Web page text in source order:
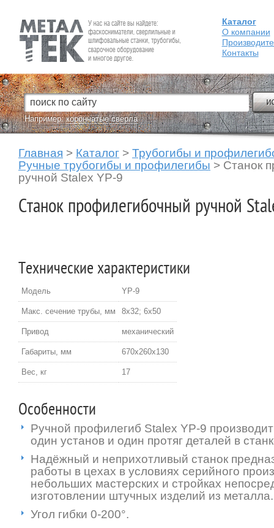
Fein — Профессиональный электроинструмент для обработки
металла.
Каталог
О компании
Контакты
Например:корончатые сверла
Главная > Каталог > Трубогибы и
Ручные трубогибы и профилегибы > Станок
ручной Stalex YP-9
Станок профилегибочный ручной
Технические характеристики
Модель YP-9
Макс. сечение трубы, мм 8х32; 6х50
Привод механический
Габариты, мм 670х260х130
Вес, кг 17
Особенности
Ручной профилегиб Stalex YP-9
один установ и один протяг деталей в
Надёжный и неприхотливый станок
работы в цехах в условиях серийного
небольших мастерских и стройках
изготовлении штучных изделий из металла.
Угол гибки 0-200°.